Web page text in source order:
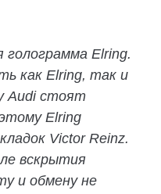
голограмма Elring.
как Elring, так и
Audi стоят
Elring
Victor Reinz.
вскрытия
и обмену не